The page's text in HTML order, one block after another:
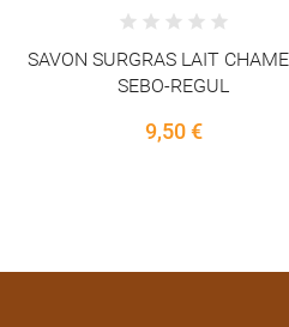
KEFIR CHAMELLE lait
500ml
14,95 €